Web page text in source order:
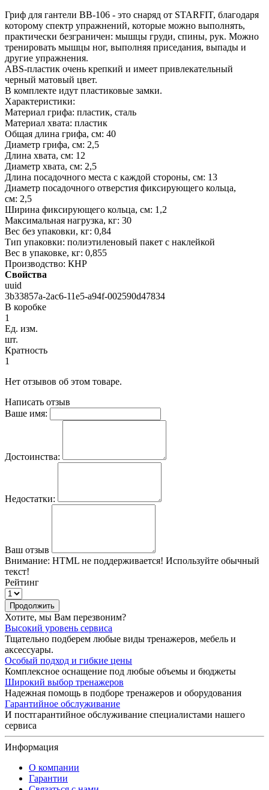
Гриф для гантели BB-106 - это снаряд от STARFIT, благодаря
которому спектр упражнений, которые можно выполнять,
практически безграничен: мышцы груди, спины, рук. Можно
тренировать мышцы ног, выполняя приседания, выпады и
другие упражнения.
ABS-пластик очень крепкий и имеет привлекательный
черный матовый цвет.
В комплекте идут пластиковые замки.
Характеристики:
Материал грифа: пластик, сталь
Материал хвата: пластик
Общая длина грифа, см: 40
Диаметр грифа, см: 2,5
Длина хвата, см: 12
Диаметр хвата, см: 2,5
Длина посадочного места с каждой стороны, см: 13
Диаметр посадочного отверстия фиксирующего кольца,
см: 2,5
Ширина фиксирующего кольца, см: 1,2
Максимальная нагрузка, кг: 30
Вес без упаковки, кг: 0,84
Тип упаковки: полиэтиленовый пакет с наклейкой
Вес в упаковке, кг: 0,855
Производство: КНР
Свойства
uuid
3b33857a-2ac6-11e5-a94f-002590d47834
В коробке
1
Ед. изм.
шт.
Кратность
1
Нет отзывов об этом товаре.
Написать отзыв
Ваше имя:
Достоинства:
Недостатки:
Ваш отзыв
Внимание: HTML не поддерживается! Используйте обычный
текст!
Рейтинг
Продолжить
Хотите, мы Вам перезвоним?
Высокий уровень сервиса
Тщательно подберем любые виды тренажеров, мебель и
аксессуары.
Особый подход и гибкие цены
Комплексное оснащение под любые объемы и бюджеты
Широкий выбор тренажеров
Надежная помощь в подборе тренажеров и оборудования
Гарантийное обслуживание
И постгарантийное обслуживание специалистами нашего
сервиса
Информация
О компании
Гарантии